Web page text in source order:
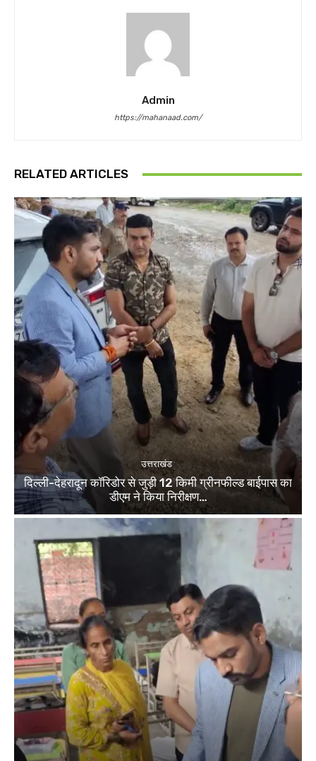
Admin
https://mahanaad.com/
RELATED ARTICLES
उत्तराखंड
दिल्ली-देहरादून कॉरिडोर से जुड़ी 12 किमी ग्रीनफील्ड बाईपास का
डीएम ने किया निरीक्षण…